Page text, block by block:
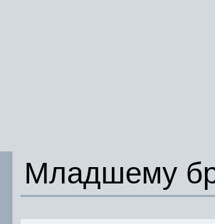
Младшему